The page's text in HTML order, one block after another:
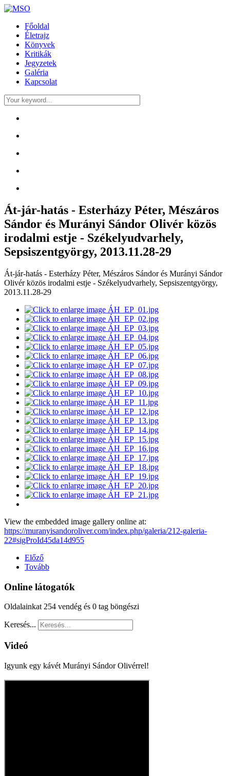
Főoldal
Életrajz
Könyvek
Kritikák
Jegyzetek
Galéria
Kapcsolat
Át-jár-hatás - Esterházy Péter, Mészáros
Sándor és Murányi Sándor Olivér közös
irodalmi estje - Székelyudvarhely,
Sepsiszentgyörgy, 2013.11.28-29
Át-jár-hatás - Esterházy Péter, Mészáros Sándor és Murányi Sándor
Olivér közös irodalmi estje - Székelyudvarhely, Sepsiszentgyörgy,
2013.11.28-29
View the embedded image gallery online at:
https://muranyisandoroliver.com/index.php/galeria/212-galeria-
22#sigProId45da14d955
Előző
Tovább
Online látogatók
Oldalainkat 254 vendég és 0 tag böngészi
Keresés...
Videó
Igyunk egy kávét Murányi Sándor Olivérrel!